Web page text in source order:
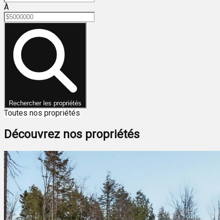
À
Rechercher les propriétés
Toutes nos propriétés
Découvrez nos propriétés